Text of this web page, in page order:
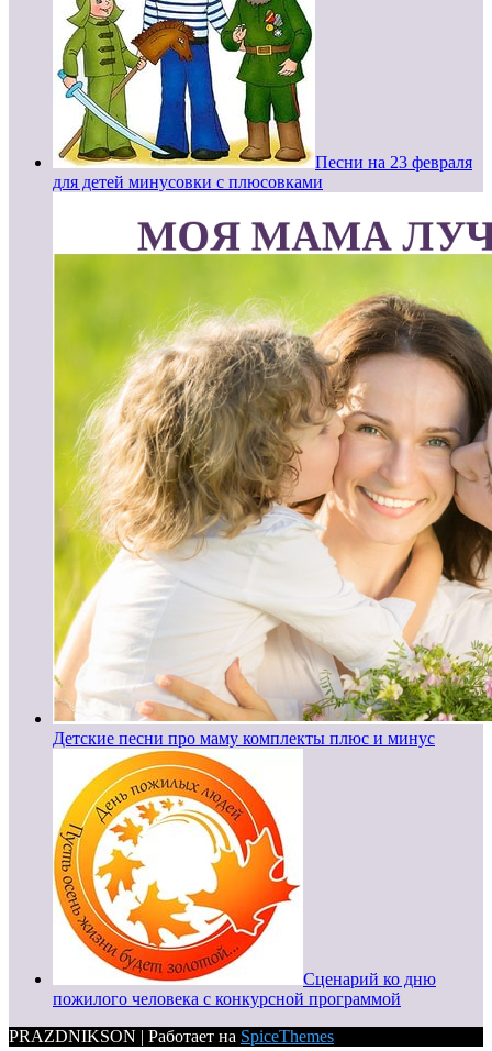
Песни на 23 февраля
для детей минусовки с плюсовками
Детские песни про маму комплекты плюс и минус
Сценарий ко дню
пожилого человека с конкурсной программой
PRAZDNIKSON | Работает на SpiceThemes